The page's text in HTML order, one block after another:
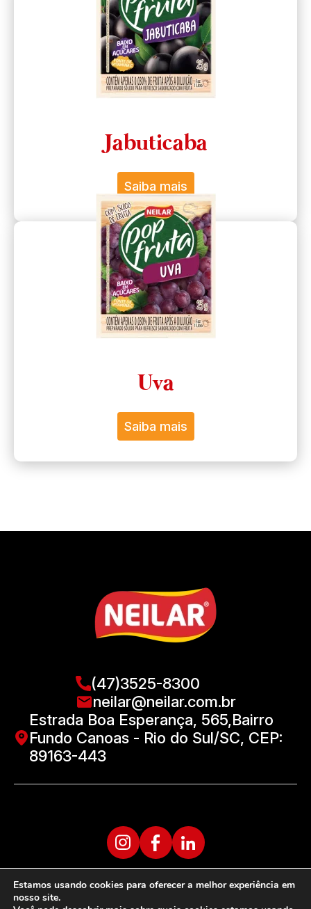
Jabuticaba
Saiba mais
Uva
Saiba mais
(47)3525-8300
neilar@neilar.com.br
Estrada Boa Esperança, 565,Bairro
Fundo Canoas - Rio do Sul/SC, CEP:
89163-443
Estamos usando cookies para oferecer a melhor experiência em
nosso site.